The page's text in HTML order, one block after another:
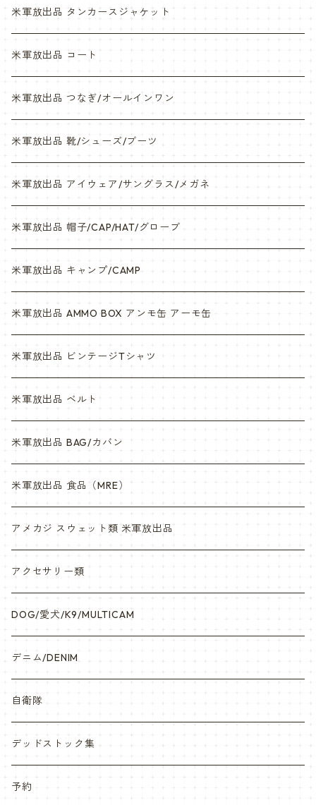
NWU
米軍放出品 タンカースジャケット
米軍放出品 コート
米軍放出品 つなぎ/オールインワン
米軍放出品 靴/シューズ/ブーツ
米軍放出品 アイウェア/サングラス/メガネ
米軍放出品 帽子/CAP/HAT/グローブ
米軍放出品 キャンプ/CAMP
米軍放出品 AMMO BOX アンモ缶 アーモ缶
米軍放出品 ビンテージTシャツ
米軍放出品 ベルト
米軍放出品 BAG/カバン
米軍放出品 食品（MRE）
アメカジ スウェット類 米軍放出品
アクセサリー類
DOG/愛犬/K9/MULTICAM
デニム/DENIM
自衛隊
デッドストック集
予約